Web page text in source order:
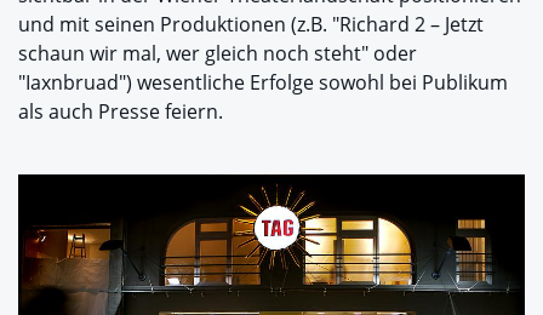
und mit seinen Produktionen (z.B. "Richard 2 – Jetzt
schaun wir mal, wer gleich noch steht" oder
"Iaxnbruad") wesentliche Erfolge sowohl bei Publikum
als auch Presse feiern.